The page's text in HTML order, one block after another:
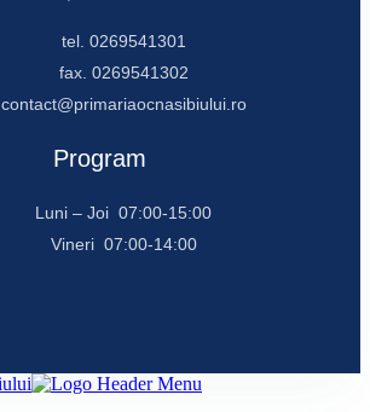
tel. 0269541301
fax. 0269541302
contact@primariaocnasibiului.ro
Program
Luni – Joi 07:00-15:00
Vineri 07:00-14:00